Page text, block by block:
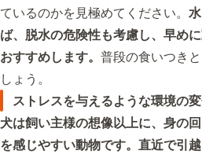
ているのかを見極めてください。
ば、脱水の危険性も考慮し、早め
おすすめします。 普段の食いつき
しょう。
ストレスを与えるような環境の
犬は飼い主様の想像以上に、身の
を感じやすい動物です。直近で引